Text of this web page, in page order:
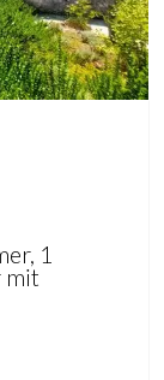
1
mit